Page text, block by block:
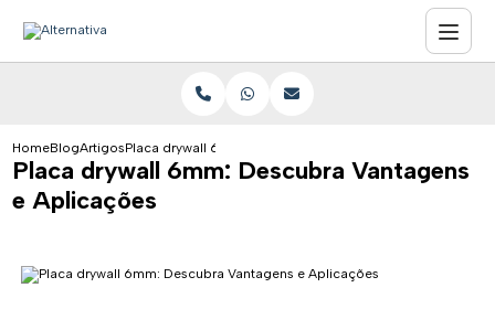
HomeBlogArtigosPlaca drywall 6mm: Descubra Vantagens e Aplicações
Placa drywall 6mm: Descubra Vantagens
e Aplicações